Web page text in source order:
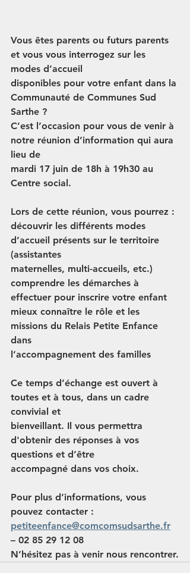
Vous êtes parents ou futurs parents
et vous vous interrogez sur les
modes d’accueil
disponibles pour votre enfant dans la
Communauté de Communes Sud
Sarthe ?
C’est l’occasion pour vous de venir à
notre réunion d’information qui aura
lieu de
mardi 17 juin de 18h à 19h30 au
Centre social.
Lors de cette réunion, vous pourrez :
découvrir les différents modes
d’accueil présents sur le territoire
(assistantes
maternelles, multi-accueils, etc.)
comprendre les démarches à
effectuer pour inscrire votre enfant
mieux connaître le rôle et les
missions du Relais Petite Enfance
dans
l’accompagnement des familles
Ce temps d’échange est ouvert à
toutes et à tous, dans un cadre
convivial et
bienveillant. Il vous permettra
d'obtenir des réponses à vos
questions et d’être
accompagné dans vos choix.
Pour plus d’informations, vous
pouvez contacter :
petiteenfance@comcomsudsarthe.fr
– 02 85 29 12 08
N’hésitez pas à venir nous rencontrer.